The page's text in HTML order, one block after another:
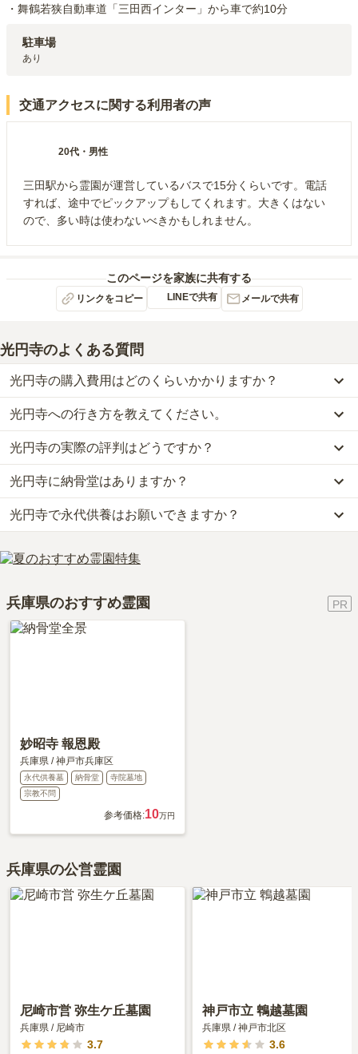
・舞鶴若狭自動車道「三田西インター」から車で約10分
駐車場
あり
交通アクセスに関する利用者の声
20代 ・ 男性
三田駅から霊園が運営しているバスで15分くらいです。電話
すれば、途中でピックアップもしてくれます。大きくはない
ので、多い時は使わないべきかもしれません。
このページを家族に共有する
リンクをコピー LINEで共有 メールで共有
光円寺のよくある質問
光円寺の購入費用はどのくらいかかりますか？
光円寺では、納骨堂が約40万円からお求めいただけます。
なお、光円寺がある兵庫県の相場は、納骨堂が約95万円です。
お墓は、価格が高いものがよい、安いものが悪い、という訳ではあ
りません。大切なのは、ご家族が心から納得し、安心してお参りで
きる場所を選ぶことです。
光円寺への行き方を教えてください。
公共交通機関の場合、福知山線「新三田駅」から徒歩約15分です。
車の場合、舞鶴若狭自動車道「三田西インター」から車で約10分で
す。
詳しいルートや地図は、本ページの「地図・交通アクセス」欄をご
確認ください。
光円寺の実際の評判はどうですか？
当サイトに寄せられた総合評価は、3.5点です。特に交通利便性、
周辺施設が高く評価されています。
利用者様からは「霊園で大抵の必要なものは買うことができます。
小さな休憩スペースもあるので、待つことも大した問題になりませ
ん。」といったお声をいただいております。
光円寺に納骨堂はありますか？
はい、光円寺には4種類の納骨堂がございます。
費用は、約40万円からとなっております。
光円寺がある兵庫県の納骨堂の相場価格は、約95万円です。
納骨堂について詳しく知りたい方は『
光円寺で永代供養はお願いできますか？
はい、光円寺は永代供養に対応しています。
費用は、約40万円からとなっております。
永代供養について詳しく知りたい方は『
永代供養墓をわかりやすく
解説！』をご覧ください。
兵庫県のおすすめ霊園
妙昭寺 報恩殿
兵庫県 /神戸市兵庫区
永代供養墓 納骨堂
寺院墓地
宗教不問
参考価格:10万円
兵庫県の公営霊園
尼崎市営 弥生ケ丘墓園
兵庫県 / 尼崎市
3.7
神戸市立 鵯越墓園
兵庫県 /神戸市北区
3.6